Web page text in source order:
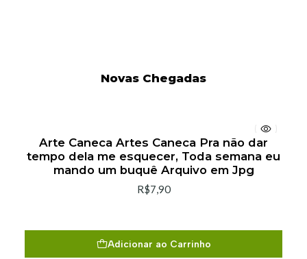
Novas Chegadas
Arte Caneca Artes Caneca Pra não dar
tempo dela me esquecer, Toda semana eu
mando um buquê Arquivo em Jpg
R$7,90
Adicionar ao Carrinho